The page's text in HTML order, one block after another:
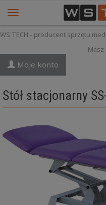
WS TECH - producent sprzętu
Masz
Moje konto
Stół stacjonarny